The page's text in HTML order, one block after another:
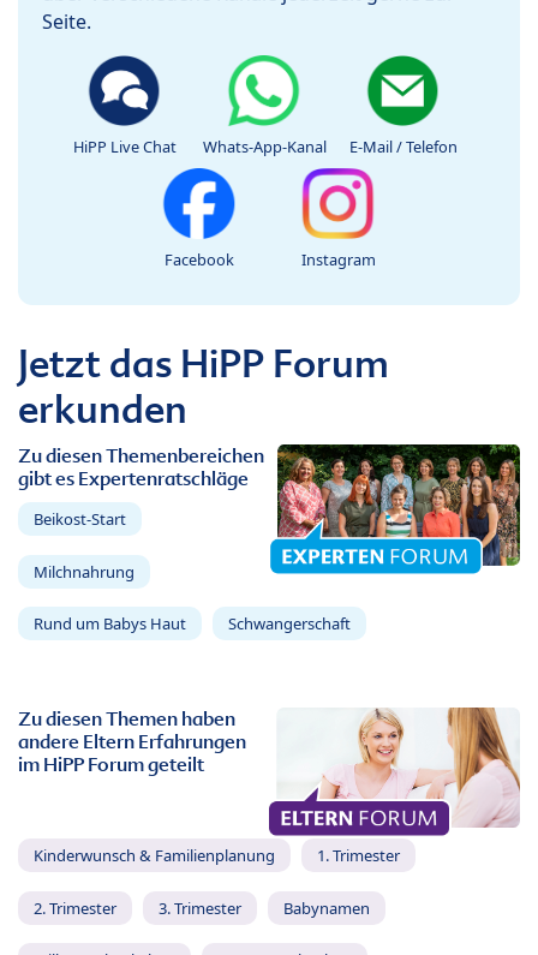
Seite.
HiPP Live Chat Whats-App-Kanal E-Mail / Telefon
Facebook Instagram
Jetzt das HiPP Forum
erkunden
Zu diesen Themenbereichen
gibt es Expertenratschläge
Beikost-Start
Milchnahrung
Rund um Babys Haut Schwangerschaft
Zu diesen Themen haben
andere Eltern Erfahrungen
im HiPP Forum geteilt
Kinderwunsch & Familienplanung 1. Trimester
2. Trimester 3. Trimester Babynamen